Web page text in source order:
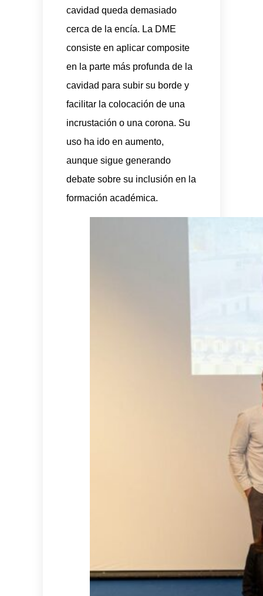
cavidad queda demasiado
cerca de la encía. La DME
consiste en aplicar composite
en la parte más profunda de la
cavidad para subir su borde y
facilitar la colocación de una
incrustación o una corona. Su
uso ha ido en aumento,
aunque sigue generando
debate sobre su inclusión en la
formación académica.